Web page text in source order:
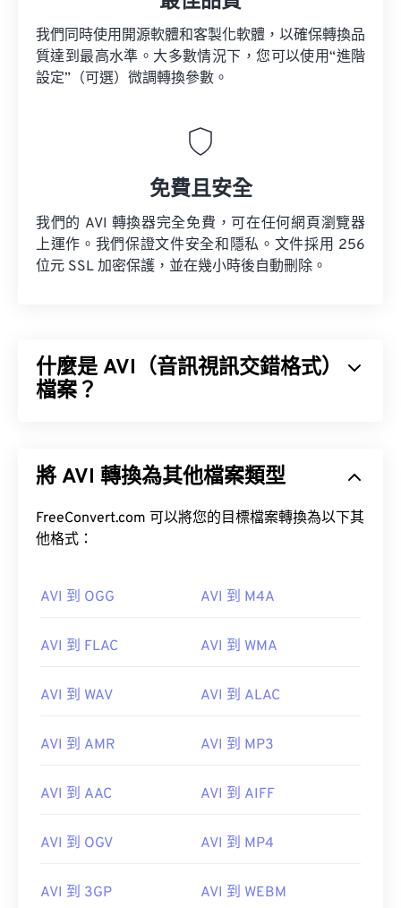
我們同時使用開源軟體和客製化軟體，以確保轉換品
質達到最高水準。大多數情況下，您可以使用“進階
設定”（可選）微調轉換參數。
免費且安全
我們的 AVI 轉換器完全免費，可在任何網頁瀏覽器
上運作。我們保證文件安全和隱私。文件採用 256
位元 SSL 加密保護，並在幾小時後自動刪除。
什麼是 AVI（音訊視訊交錯格式）
檔案？
式。借助第三方程序，AVI 可以支援章節、字幕、選
初始發布：1992
實用連結：
https://tools.ietf.org/html/rfc2361
將 AVI 轉換為其他檔案類型
FreeConvert.com 可以將您的目標檔案轉換為以下其
他格式：
AVI 到 OGG AVI 到 M4A
AVI 到 FLAC AVI 到 WMA
AVI 到 WAV AVI 到 ALAC
AVI 到 AMR AVI 到 MP3
AVI 到 AAC AVI 到 AIFF
AVI 到 OGV AVI 到 MP4
AVI 到 3GP AVI 到 WEBM